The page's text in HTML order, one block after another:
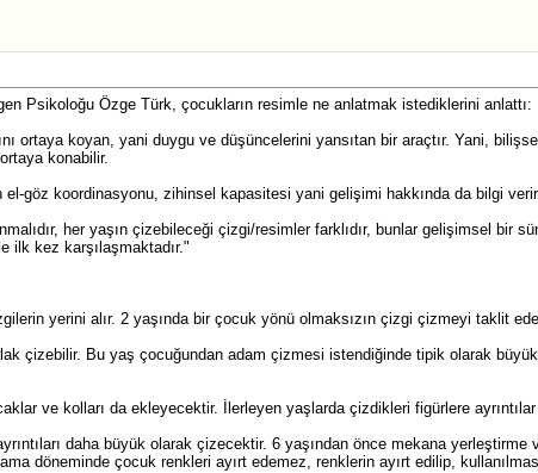
Psikoloğu Özge Türk, çocukların resimle ne anlatmak istediklerini anlattı:
ortaya koyan, yani duygu ve düşüncelerini yansıtan bir araçtır. Yani,
konabilir.
el-göz koordinasyonu, zihinsel kapasitesi yani gelişimi hakkında da bilgi
her yaşın çizebileceği çizgi/resimler farklıdır, bunlar gelişimsel bir
ilk kez karşılaşmaktadır."
yerini alır. 2 yaşında bir çocuk yönü olmaksızın çizgi çizmeyi taklit
çizebilir. Bu yaş çocuğundan adam çizmesi istendiğinde tipik olarak
ve kolları da ekleyecektir. İlerleyen yaşlarda çizdikleri figürlere
daha büyük olarak çizecektir. 6 yaşından önce mekana yerleştirme
döneminde çocuk renkleri ayırt edemez, renklerin ayırt edilip,